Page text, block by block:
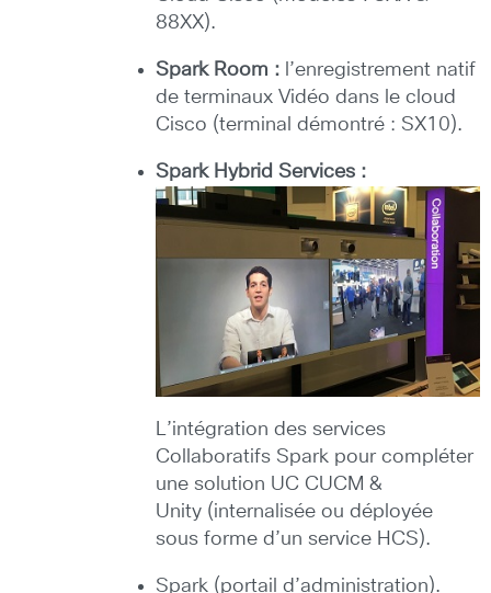
88XX).
Spark Room : l’enregistrement natif
de terminaux Vidéo dans le cloud
Cisco (terminal démontré : SX10).
Spark Hybrid Services :
L’intégration des services
Collaboratifs Spark pour compléter
une solution UC CUCM &
Unity (internalisée ou déployée
sous forme d’un service HCS).
Spark (portail d’administration).